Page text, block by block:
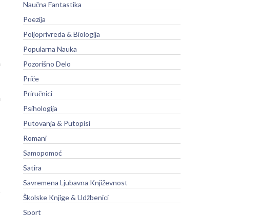
Naučna Fantastika
Poezija
Poljoprivreda & Biologija
Popularna Nauka
Pozorišno Delo
Priče
Priručnici
Psihologija
Putovanja & Putopisi
Romani
Samopomoć
Satira
Savremena Ljubavna Književnost
Školske Knjige & Udžbenici
Sport